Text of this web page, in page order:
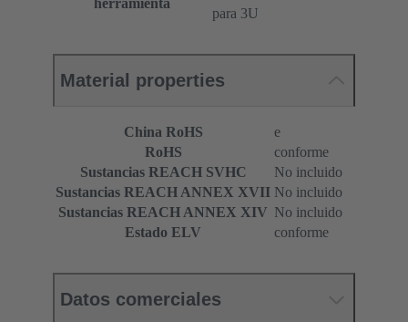
herramienta
para 3U
Material properties
China RoHS
e
RoHS
conforme
Sustancias REACH SVHC
No incluido
Sustancias REACH ANNEX XVII No incluido
Sustancias REACH ANNEX XIV No incluido
Estado ELV
conforme
Datos comerciales